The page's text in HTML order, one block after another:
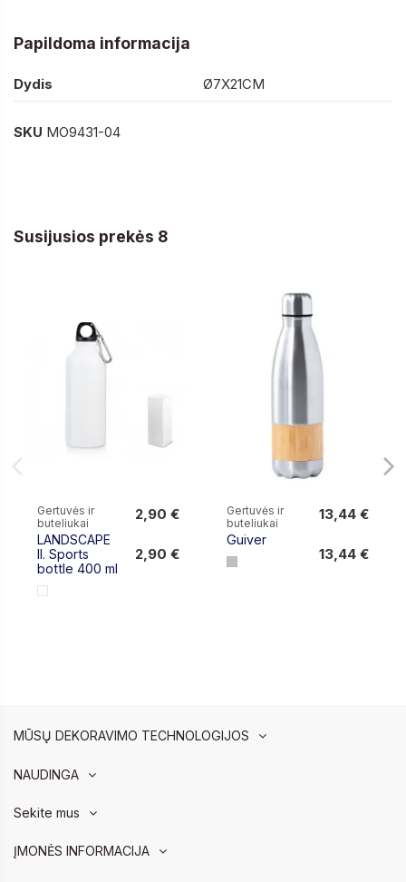
Papildoma informacija
Dydis Ø7X21CM
SKU MO9431-04
Susijusios prekės 8
Gertuvės ir
buteliukai
LANDSCAPE
II. Sports
bottle 400 ml
2,90 €
2,90 €
Gertuvės ir
buteliukai
Guiver
13,44 €
13,44 €
MŪSŲ DEKORAVIMO TECHNOLOGIJOS
NAUDINGA
Sekite mus
ĮMONĖS INFORMACIJA